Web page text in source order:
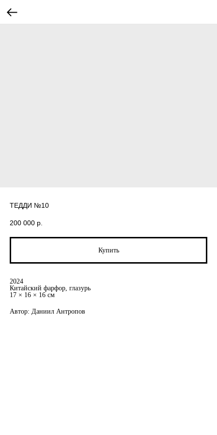
ТЕДДИ №10
200 000 р.
Купить
2024
Китайский фарфор, глазурь
17 × 16 × 16 см
Автор: Даниил Антропов